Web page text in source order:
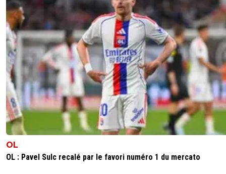
OL
OL : Pavel Sulc recalé par le favori numéro 1 du mercato